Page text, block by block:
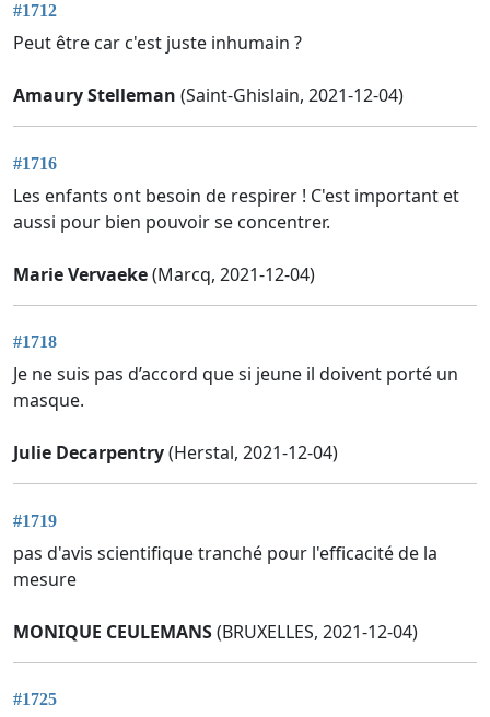
#1712
Peut être car c'est juste inhumain ?
Amaury Stelleman (Saint-Ghislain, 2021-12-04)
#1716
Les enfants ont besoin de respirer ! C'est important et
aussi pour bien pouvoir se concentrer.
Marie Vervaeke(Marcq, 2021-12-04)
#1718
Je ne suis pas d’accord que si jeune il doivent porté un
masque.
Julie Decarpentry(Herstal, 2021-12-04)
#1719
pas d'avis scientifique tranché pour l'efficacité de la
mesure
MONIQUE CEULEMANS(BRUXELLES, 2021-12-04)
#1725